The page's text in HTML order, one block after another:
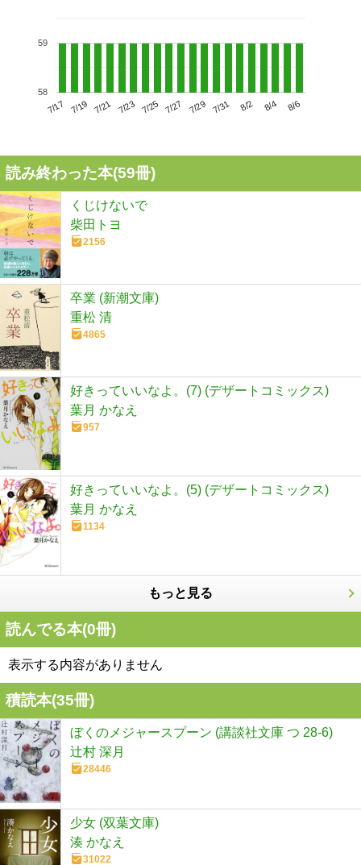
7/17 7/19 7/21 7/23 7/25 7/27 7/29 7/31 8/2 8/4 8/6
58
59
読み終わった本(59冊)
くじけないで
柴田トヨ
2156
卒業 (新潮文庫)
重松 清
4865
好きっていいなよ。(7) (デザートコミックス)
葉月 かなえ
957
好きっていいなよ。(5) (デザートコミックス)
葉月 かなえ
1134
もっと見る
読んでる本(0冊)
表示する内容がありません
積読本(35冊)
ぼくのメジャースプーン (講談社文庫 つ 28-6)
辻村 深月
28446
少女 (双葉文庫)
湊 かなえ
31022